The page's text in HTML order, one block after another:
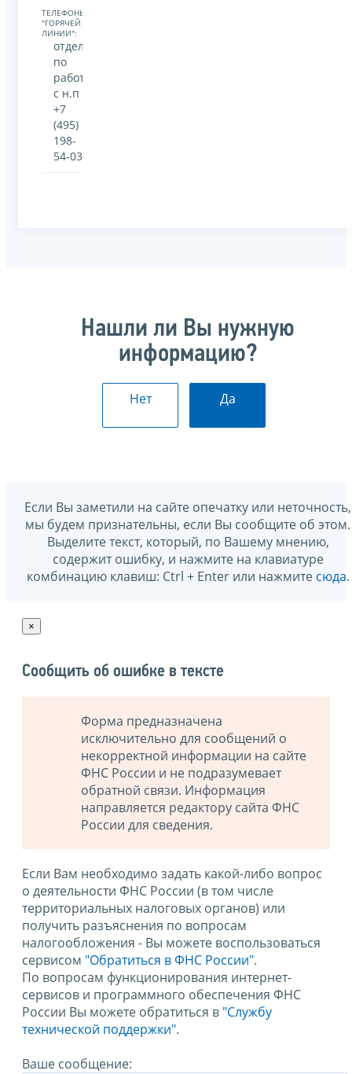
ТЕЛЕФОНЫ
"ГОРЯЧЕЙ
ЛИНИИ":
отдел
по
работе
с н.п
+7
(495)
198-
54-03
Нашли ли Вы нужную
информацию?
Нет Да
Если Вы заметили на сайте опечатку или неточность,
мы будем признательны, если Вы сообщите об этом.
Выделите текст, который, по Вашему мнению,
содержит ошибку, и нажмите на клавиатуре
комбинацию клавиш: Ctrl + Enter или нажмите сюда.
×
Сообщить об ошибке в тексте
Форма предназначена
исключительно для сообщений о
некорректной информации на сайте
ФНС России и не подразумевает
обратной связи. Информация
направляется редактору сайта ФНС
России для сведения.
Если Вам необходимо задать какой-либо вопрос
о деятельности ФНС России (в том числе
территориальных налоговых органов) или
получить разъяснения по вопросам
налогообложения - Вы можете воспользоваться
сервисом "Обратиться в ФНС России".
По вопросам функционирования интернет-
сервисов и программного обеспечения ФНС
России Вы можете обратиться в "Службу
технической поддержки".
Ваше сообщение: